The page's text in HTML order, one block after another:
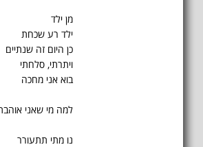
מן ילד
ילד רע שכחת
כן היום זה שנתיים
ויתרתי, סלחתי
בוא אני מחכה
למה מי שאני
נו מתי תתעורר